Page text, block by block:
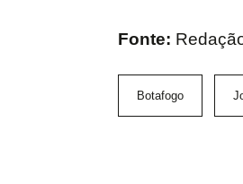
Fonte:
Botafogo